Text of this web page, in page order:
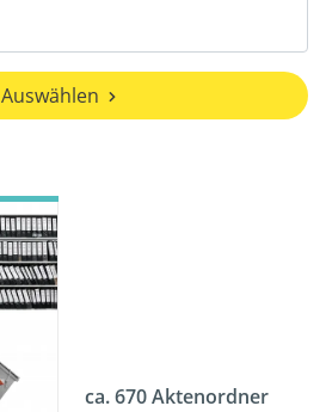
Auswählen
ca. 670 Aktenordner